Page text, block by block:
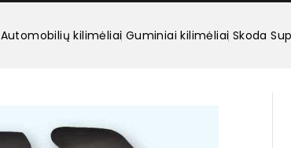
Automobilių kilimėliai Guminiai kilimėliai Skoda